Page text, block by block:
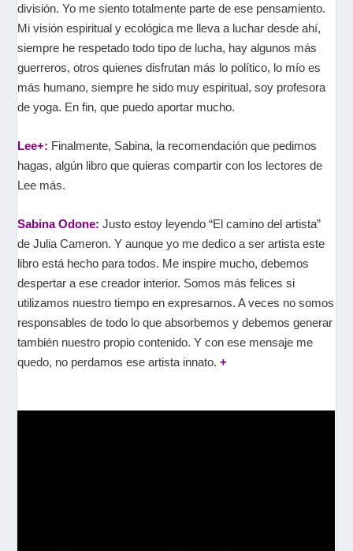
división. Yo me siento totalmente parte de ese pensamiento.
Mi visión espiritual y ecológica me lleva a luchar desde ahí,
siempre he respetado todo tipo de lucha, hay algunos más
guerreros, otros quienes disfrutan más lo político, lo mío es
más humano, siempre he sido muy espiritual, soy profesora
de yoga. En fin, que puedo aportar mucho.
Lee+: Finalmente, Sabina, la recomendación que pedimos
hagas, algún libro que quieras compartir con los lectores de
Lee más.
Sabina Odone: Justo estoy leyendo “El camino del artista”
de Julia Cameron. Y aunque yo me dedico a ser artista este
libro está hecho para todos. Me inspire mucho, debemos
despertar a ese creador interior. Somos más felices si
utilizamos nuestro tiempo en expresarnos. A veces no somos
responsables de todo lo que absorbemos y debemos generar
también nuestro propio contenido. Y con ese mensaje me
quedo, no perdamos ese artista innato.+